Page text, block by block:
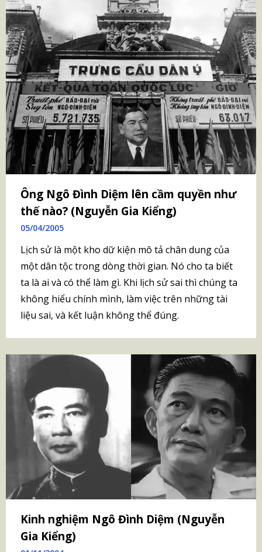
Ông Ngô Đình Diệm lên cầm quyền như
thế nào? (Nguyễn Gia Kiểng)
05/04/2005
Lịch sử là một kho dữ kiện mô tả chân dung của
một dân tộc trong dòng thời gian. Nó cho ta biết
ta là ai và có thể làm gì. Khi lịch sử sai thì chúng ta
không hiểu chính mình, làm việc trên những tài
liệu sai, và kết luận không thể đúng.
Kinh nghiệm Ngô Đình Diệm (Nguyễn
Gia Kiểng)